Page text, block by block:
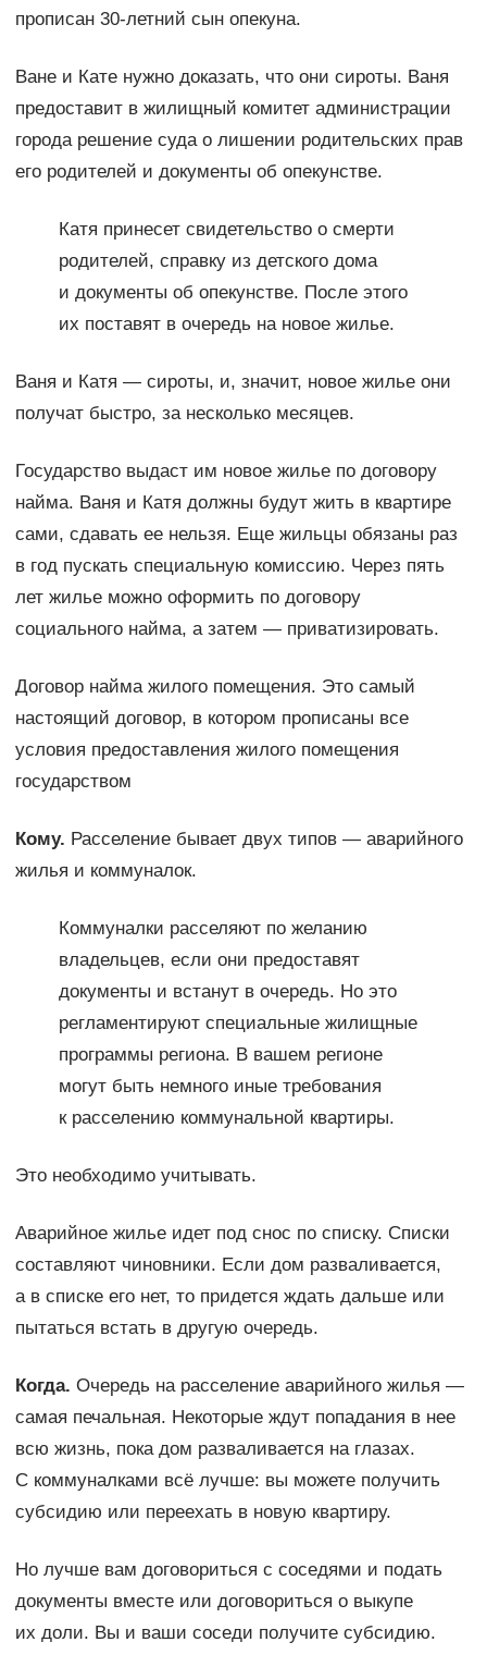
прописан 30-летний сын опекуна.
Ване и Кате нужно доказать, что они сироты. Ваня
предоставит в жилищный комитет администрации
города решение суда о лишении родительских прав
его родителей и документы об опекунстве.
Катя принесет свидетельство о смерти
родителей, справку из детского дома
и документы об опекунстве. После этого
их поставят в очередь на новое жилье.
Ваня и Катя — сироты, и, значит, новое жилье они
получат быстро, за несколько месяцев.
Государство выдаст им новое жилье по договору
найма. Ваня и Катя должны будут жить в квартире
сами, сдавать ее нельзя. Еще жильцы обязаны раз
в год пускать специальную комиссию. Через пять
лет жилье можно оформить по договору
социального найма, а затем — приватизировать.
Договор найма жилого помещения. Это самый
настоящий договор, в котором прописаны все
условия предоставления жилого помещения
государством
Кому. Расселение бывает двух типов — аварийного
жилья и коммуналок.
Коммуналки расселяют по желанию
владельцев, если они предоставят
документы и встанут в очередь. Но это
регламентируют специальные жилищные
программы региона. В вашем регионе
могут быть немного иные требования
к расселению коммунальной квартиры.
Это необходимо учитывать.
Аварийное жилье идет под снос по списку. Списки
составляют чиновники. Если дом разваливается,
а в списке его нет, то придется ждать дальше или
пытаться встать в другую очередь.
Когда. Очередь на расселение аварийного жилья —
самая печальная. Некоторые ждут попадания в нее
всю жизнь, пока дом разваливается на глазах.
С коммуналками всё лучше: вы можете получить
субсидию или переехать в новую квартиру.
Но лучше вам договориться с соседями и подать
документы вместе или договориться о выкупе
их доли. Вы и ваши соседи получите субсидию.